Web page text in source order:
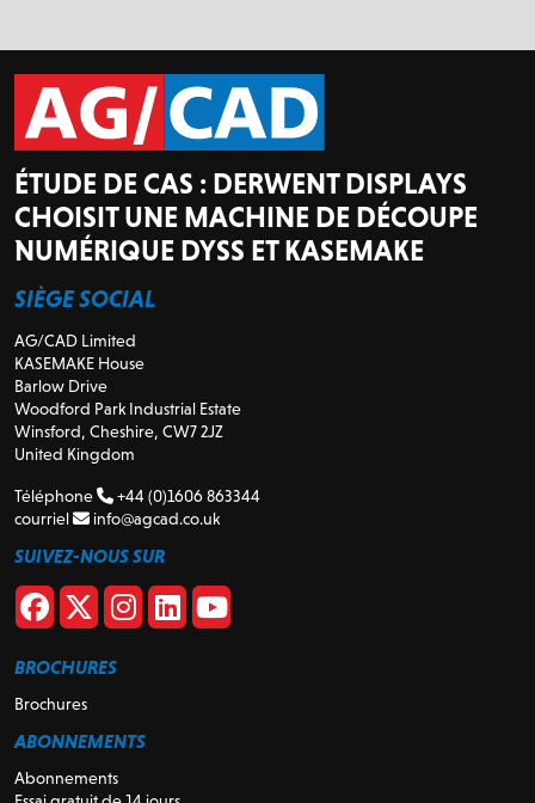
ÉTUDE DE CAS : DERWENT DISPLAYS
CHOISIT UNE MACHINE DE DÉCOUPE
NUMÉRIQUE DYSS ET KASEMAKE
SIÈGE SOCIAL
AG/CAD Limited
KASEMAKE House
Barlow Drive
Woodford Park Industrial Estate
Winsford, Cheshire, CW7 2JZ
United Kingdom
Téléphone
+44 (0)1606 863344
courriel
info@agcad.co.uk
SUIVEZ-NOUS SUR
BROCHURES
Brochures
ABONNEMENTS
Abonnements